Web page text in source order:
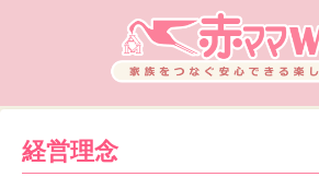
経営理念